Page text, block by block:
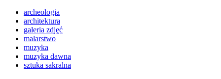
archeologia
architektura
galeria zdjęć
malarstwo
muzyka
muzyka dawna
sztuka sakralna